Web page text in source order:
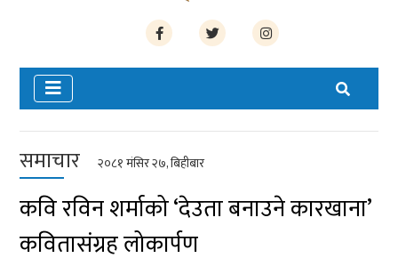
समाचार २०८१ मंसिर २७, बिहीबार
कवि रविन शर्माको ‘देउता बनाउने कारखाना’
कवितासंग्रह लोकार्पण